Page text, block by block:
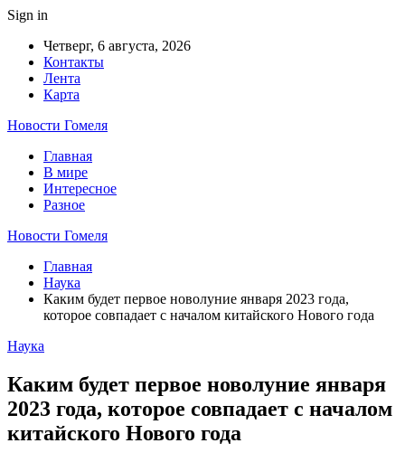
Sign in
Четверг, 6 августа, 2026
Контакты
Лента
Карта
Новости Гомеля
Главная
В мире
Интересное
Разное
Новости Гомеля
Главная
Наука
Каким будет первое новолуние января 2023 года,
которое совпадает с началом китайского Нового года
Наука
Каким будет первое новолуние января
2023 года, которое совпадает с началом
китайского Нового года